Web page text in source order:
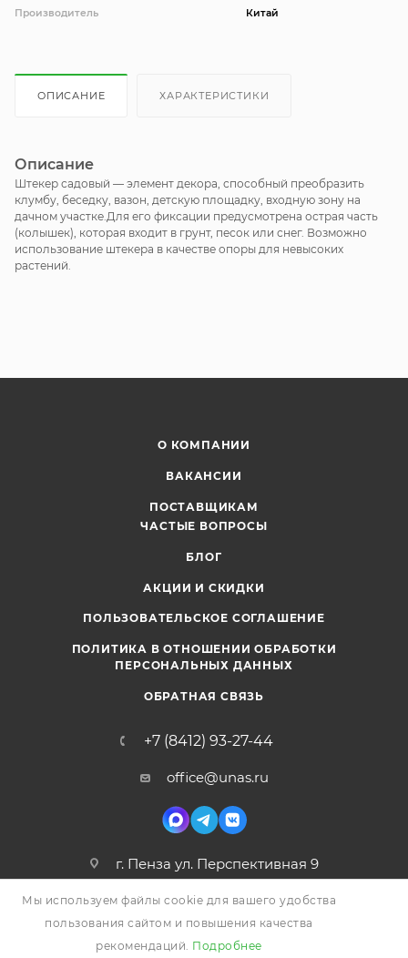
Производитель Китай
ОПИСАНИЕ ХАРАКТЕРИСТИКИ
Описание
Штекер садовый — элемент декора, способный преобразить
клумбу, беседку, вазон, детскую площадку, входную зону на
дачном участке.Для его фиксации предусмотрена острая часть
(колышек), которая входит в грунт, песок или снег. Возможно
использование штекера в качестве опоры для невысоких
растений.
О КОМПАНИИ
ВАКАНСИИ
ПОСТАВЩИКАМ
ЧАСТЫЕ ВОПРОСЫ
БЛОГ
АКЦИИ И СКИДКИ
ПОЛЬЗОВАТЕЛЬСКОЕ СОГЛАШЕНИЕ
ПОЛИТИКА В ОТНОШЕНИИ ОБРАБОТКИ
ПЕРСОНАЛЬНЫХ ДАННЫХ
ОБРАТНАЯ СВЯЗЬ
+7 (8412) 93-27-44
office@unas.ru
г. Пенза ул. Перспективная 9
Мы используем файлы cookie для вашего удобства
пользования сайтом и повышения качества
рекомендаций. Подробнее